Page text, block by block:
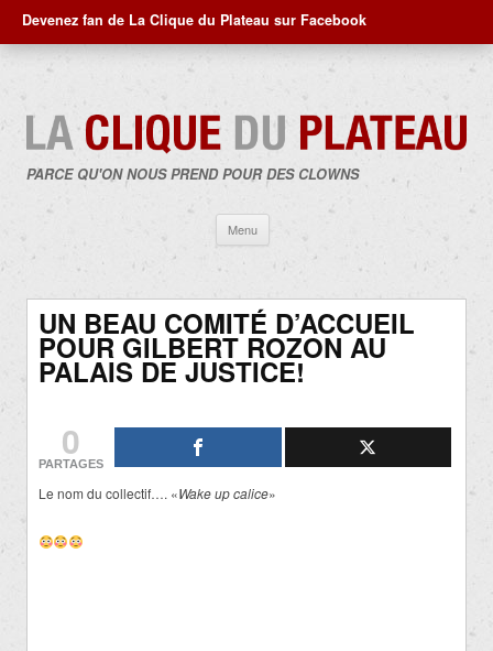
Devenez fan de La Clique du Plateau sur Facebook
PARCE QU'ON NOUS PREND POUR DES CLOWNS
Menu
contenu
UN BEAU COMITÉ D’ACCUEIL
POUR GILBERT ROZON AU
PALAIS DE JUSTICE!
0
PARTAGES
Le nom du collectif…. «Wake up calice»